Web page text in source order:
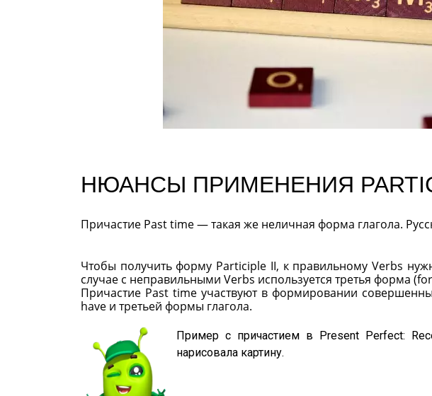
НЮАНСЫ ПРИМЕНЕНИЯ
Причастие Past time — такая же неличная форма глагола.
Чтобы получить форму Participle II, к правильному Verbs
случае с неправильными Verbs используется третья форма
Причастие Past time участвуют в формировании
have и третьей формы глагола.
Пример с причастием в Present Perfect:
нарисовала картину.